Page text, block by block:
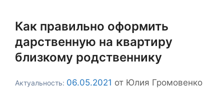
Как правильно оформить
дарственную на квартиру
близкому родственнику
06.05.2021 от Юлия Громовенко